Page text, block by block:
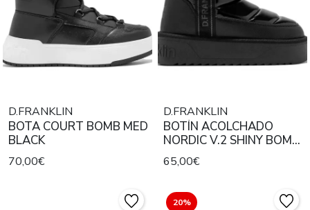
D.FRANKLIN
BOTA COURT BOMB MED
BLACK
70,00€
D.FRANKLIN
BOTÍN ACOLCHADO
NORDIC V.2 SHINY BOMB
LOW BLACK
65,00€
20%